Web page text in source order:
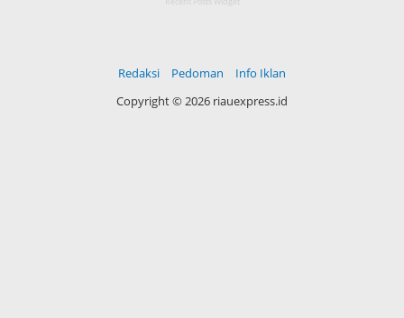
Redaksi Pedoman
Info Iklan
Copyright © 2026 riauexpress.id